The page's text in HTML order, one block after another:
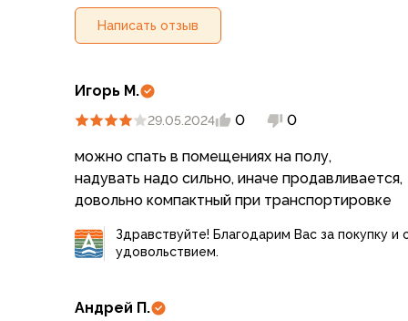
Мембранные носки
Неопреновые носки
Уход за одеждой
Снаряжение
1-местные
2-местные
3-местные
Тенты
Аксессуары
Спальные мешки
Написать отзыв
Игорь М.
29.05.2024 0 0
можно спать в помещениях на полу,
надувать надо сильно, иначе продавливается,
довольно компактный при транспортировке
Здравствуйте! Благодарим Вас за покупку и
удовольствием.
Андрей П.